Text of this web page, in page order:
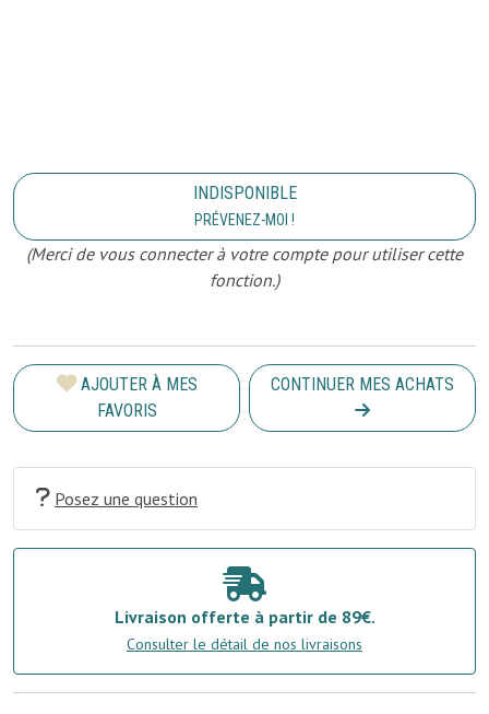
INDISPONIBLE
PRÉVENEZ-MOI !
(Merci de vous connecter à votre compte pour utiliser cette
fonction.)
AJOUTER À MES
FAVORIS
CONTINUER MES ACHATS
Posez une question
Livraison offerte à partir de 89€.
Consulter le détail de nos livraisons